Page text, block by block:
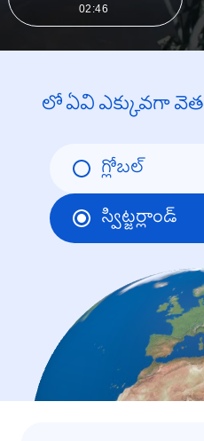
02:46
లో ఏవి ఎక్కువగా
గ్లోబల్
స్విట్జర్లాండ్